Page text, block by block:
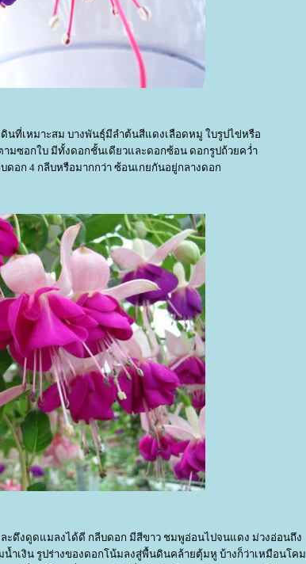
ที่เหมาะสม บางพันธุ์มีลำต้นสีแดงเลือดหมู ใบรูปไข่หรือ
มซอกใบ มีทั้งดอกชั้นเดียวและดอกซ้อน ดอกรูปถ้วยคว่ำ
ดอก 4 กลีบหรือมากกว่า ซ้อนเกยกันอยู่กลางดอก
ะดึงดูดแมลงได้ดี กลีบดอก มีสีขาว ชมพูอ่อนไปจนแดง ม่วงอ่อนถึง
ำเงิน รูปร่างของดอกโน้มลงสู่พื้นดินคล้ายตุ้มหู บ้างก็ว่าเหมือนโคม